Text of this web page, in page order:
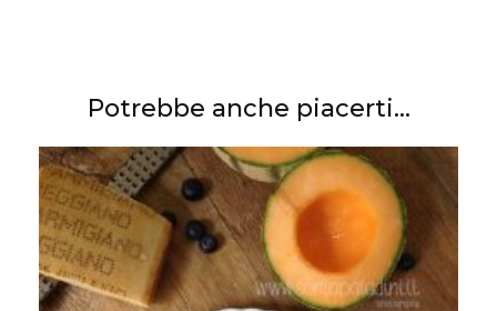
Potrebbe anche piacerti...